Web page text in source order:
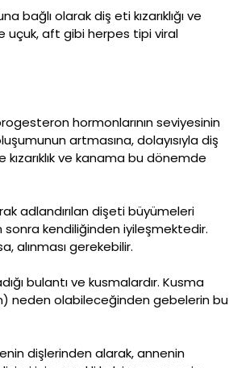
olarak diş eti kızarıklığı ve
uçuk, aft gibi herpes tipi viral
hormonlarının seviyesinin
artmasına, dolayısıyla diş
ve kanama bu dönemde
adlandırılan dişeti büyümeleri
kendiliğinden iyileşmektedir.
alınması gerekebilir.
bulantı ve kusmalardır. Kusma
neden olabileceğinden gebelerin bu
dişlerinden alarak, annenin